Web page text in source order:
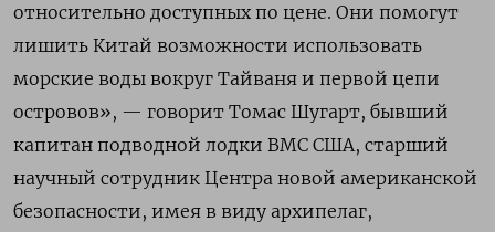
относительно доступных по цене. Они помогут
лишить Китай возможности использовать
морские воды вокруг Тайваня и первой цепи
островов», — говорит Томас Шугарт, бывший
капитан подводной лодки ВМС США, старший
научный сотрудник Центра новой американской
безопасности, имея в виду архипелаг,